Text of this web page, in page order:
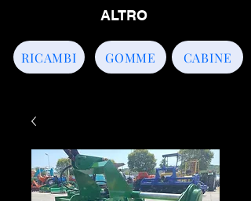
CABINE
GOMME
RICAMBI
ALTRO